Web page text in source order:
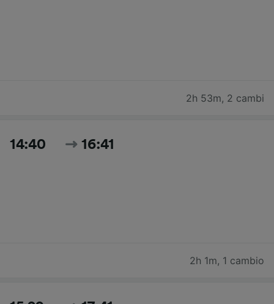
2h 53m, 2 cambi
14:40 16:41
2h 1m, 1 cambio